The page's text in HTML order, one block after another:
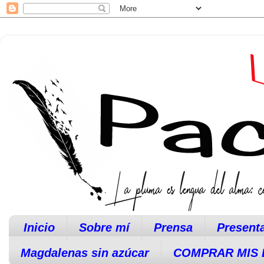
Inicio Sobre mí Prensa
Magdalenas sin azúcar
COMPRAR MIS